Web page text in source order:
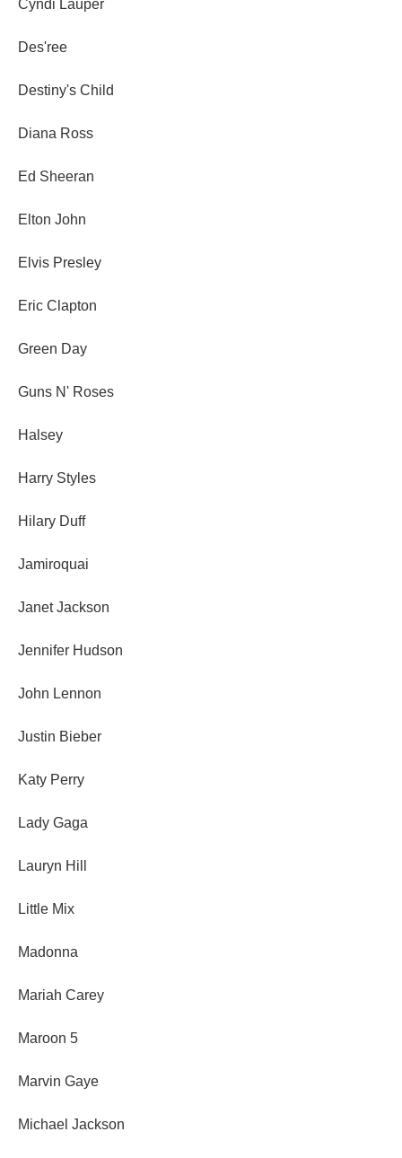
Cyndi Lauper
Des'ree
Destiny's Child
Diana Ross
Ed Sheeran
Elton John
Elvis Presley
Eric Clapton
Green Day
Guns N' Roses
Halsey
Harry Styles
Hilary Duff
Jamiroquai
Janet Jackson
Jennifer Hudson
John Lennon
Justin Bieber
Katy Perry
Lady Gaga
Lauryn Hill
Little Mix
Madonna
Mariah Carey
Maroon 5
Marvin Gaye
Michael Jackson